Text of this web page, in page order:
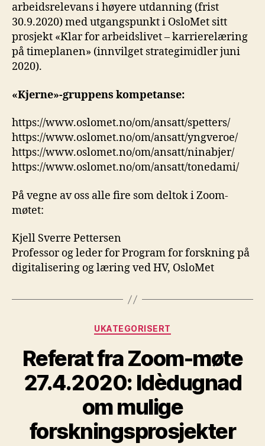
arbeidsrelevans i høyere utdanning (frist
30.9.2020) med utgangspunkt i OsloMet sitt
prosjekt «Klar for arbeidslivet – karrierelæring
på timeplanen» (innvilget strategimidler juni
2020).
«Kjerne»-gruppens kompetanse:
https://www.oslomet.no/om/ansatt/spetters/
https://www.oslomet.no/om/ansatt/yngveroe/
https://www.oslomet.no/om/ansatt/ninabjer/
https://www.oslomet.no/om/ansatt/tonedami/
På vegne av oss alle fire som deltok i Zoom-
møtet:
Kjell Sverre Pettersen
Professor og leder for Program for forskning på
digitalisering og læring ved HV, OsloMet
Kategorier
UKATEGORISERT
Referat fra Zoom-møte
27.4.2020: Idèdugnad
om mulige
forskningsprosjekter